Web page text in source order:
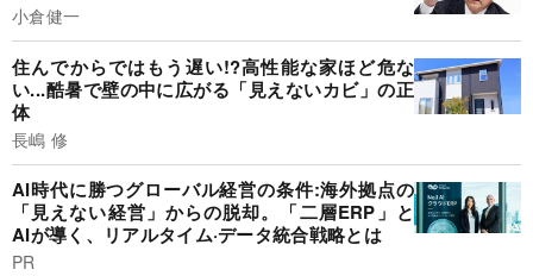
小倉健一
住んでからではもう遅い!?高性能な家ほど危な
い...酷暑で壁の中に広がる「見えないカビ」の正
体
長嶋 修
AI時代に勝つグローバル経営の条件:海外拠点の
「見えない経営」からの脱却。「二層ERP」と
AIが導く、リアルタイム·データ統合戦略とは
PR